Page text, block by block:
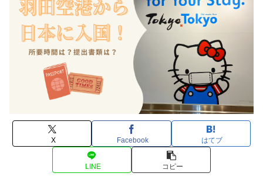
X Facebook はてブ
LINE コピー